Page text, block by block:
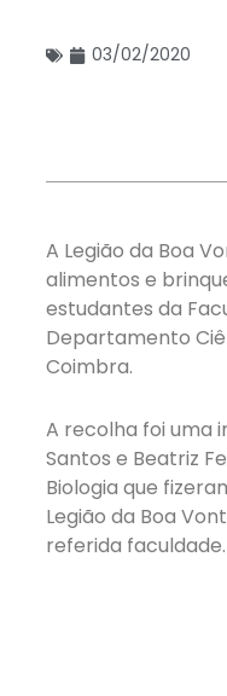
03/02/2020
A Legião da Boa
alimentos e
estudantes da
Departamento
Coimbra.
A recolha foi uma
Santos e Beatriz
Biologia que
Legião da Boa
referida faculdade.